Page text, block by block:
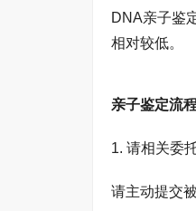
DNA亲子鉴
相对较低。
亲子鉴定流程
1. 请相关委
请主动提交